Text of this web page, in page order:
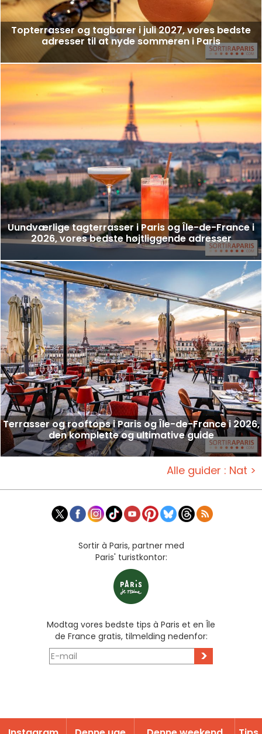
Topterrasser og tagbarer i juli 2027, vores bedste
adresser til at nyde sommeren i Paris
Uundværlige tagterrasser i Paris og Île-de-France i
2026, vores bedste højtliggende adresser
Terrasser og rooftops i Paris og Île-de-France i 2026,
den komplette og ultimative guide
Alle guider : Nat >
Sortir à Paris, partner med
Paris' turistkontor:
Modtag vores bedste tips à Paris et en Île
de France gratis, tilmelding nedenfor:
>